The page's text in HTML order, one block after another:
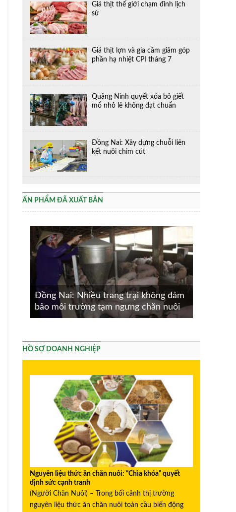
Giá thịt thế giới chạm đỉnh lịch
sử
Giá thịt lợn và gia cầm giảm góp
phần hạ nhiệt CPI tháng 7
Quảng Ninh quyết xóa bỏ giết
mổ nhỏ lẻ không đạt chuẩn
Đồng Nai: Xây dựng chuỗi liên
kết nuôi chim cút
ẤN PHẨM ĐÃ XUẤT BẢN
Đồng Nai: Nhiều trang trại không đảm
bảo môi trường tạm ngưng chăn nuôi
HỒ SƠ DOANH NGHIỆP
Nguyên liệu thức ăn chăn nuôi: “Chìa khóa” quyết
định sức cạnh tranh
(Người Chăn Nuôi) – Trong bối cảnh thị trường
nguyên liệu thức ăn chăn nuôi toàn cầu biến động